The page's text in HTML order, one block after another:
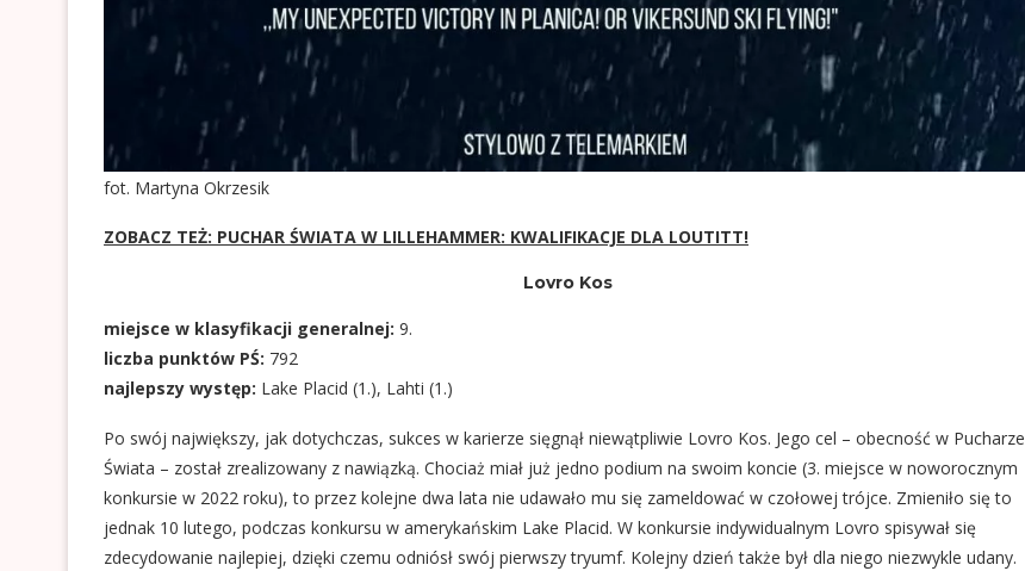
fot. Martyna Okrzesik
ZOBACZ TEŻ: PUCHAR ŚWIATA W LILLEHAMMER: KWALIFIKACJE DLA LOUTITT!
Lovro Kos
miejsce w klasyfikacji generalnej: 9.
liczba punktów PŚ: 792
najlepszy występ: Lake Placid (1.), Lahti (1.)
Po swój największy, jak dotychczas, sukces w karierze sięgnął niewątpliwie Lovro Kos. Jego cel – obecność w Pucharze
Świata – został zrealizowany z nawiązką. Chociaż miał już jedno podium na swoim koncie (3. miejsce w noworocznym
konkursie w 2022 roku), to przez kolejne dwa lata nie udawało mu się zameldować w czołowej trójce. Zmieniło się to
jednak 10 lutego, podczas konkursu w amerykańskim Lake Placid. W konkursie indywidualnym Lovro spisywał się
zdecydowanie najlepiej, dzięki czemu odniósł swój pierwszy tryumf. Kolejny dzień także był dla niego niezwykle udany.